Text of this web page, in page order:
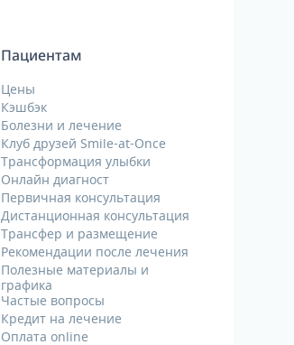
Пациентам
Цены
Кэшбэк
Болезни и лечение
Клуб друзей Smile-at-Once
Трансформация улыбки
Онлайн диагност
Первичная консультация
Дистанционная консультация
Трансфер и размещение
Рекомендации после лечения
Полезные материалы и
графика
Частые вопросы
Кредит на лечение
Оплата online